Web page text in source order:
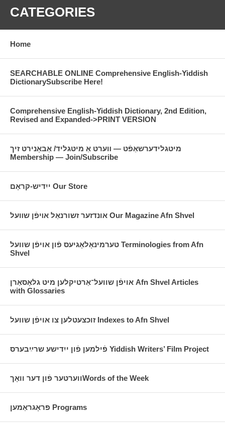
CATEGORIES
Home
SEARCHABLE ONLINE Comprehensive English-Yiddish
DictionarySubscribe Here!
Comprehensive English-Yiddish Dictionary, 2nd Edition,
Revised and Expanded->PRINT VERSION
מיטגלידערשאַפֿט — װערט אַ מיטגליד/ אַבאָנירט זיך
Membership — Join/Subscribe
ייִדיש-קראָם Our Store
אונדזער זשורנאַל אױפֿן שװעל Our Magazine Afn Shvel
טערמינאָלאָגיעס פֿון אויפֿן שוועל Terminologies from Afn
Shvel
אויפֿן שוועל־אַרטיקלען מיט גלאָסאַרן Afn Shvel Articles
with Glossaries
זוכצעטלען צו אויפֿן שוועל Indexes to Afn Shvel
פֿילמען פֿון ייִדישע שרײַבערס Yiddish Writers’ Film Project
ווערטער פֿון דער וואָךWords of the Week
פּראָגראַמען Programs